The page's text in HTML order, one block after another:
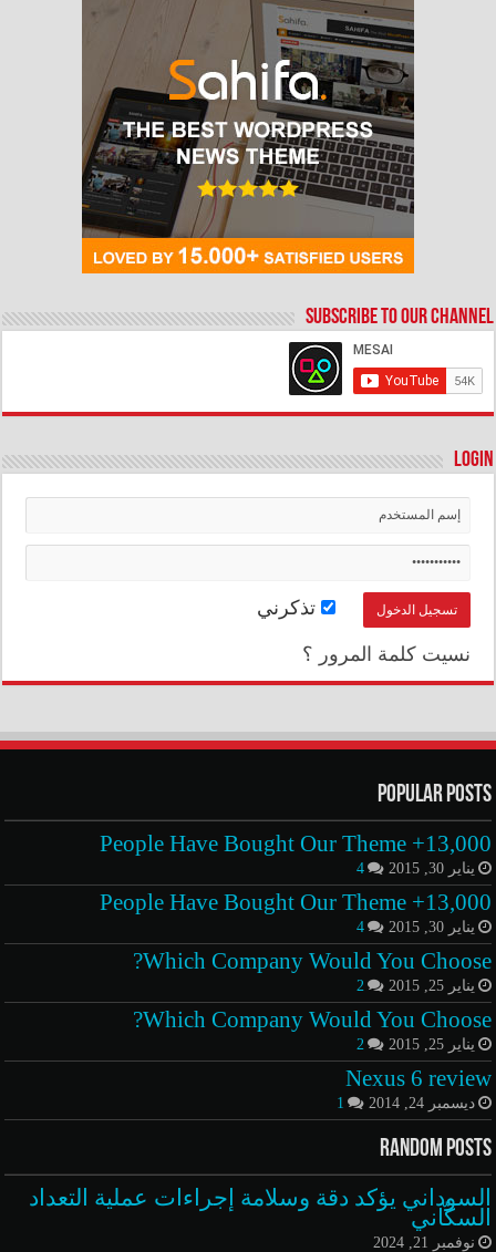
Subscribe to our Channel
Login
تذكرني
نسيت كلمة المرور ؟
Popular Posts
13,000+ People Have Bought Our Theme
يناير 30, 2015 4
13,000+ People Have Bought Our Theme
يناير 30, 2015 4
Which Company Would You Choose?
يناير 25, 2015 2
Which Company Would You Choose?
يناير 25, 2015 2
Nexus 6 review
ديسمبر 24, 2014 1
Random Posts
السوداني يؤكد دقة وسلامة إجراءات عملية التعداد
السكّاني
نوفمبر 21, 2024